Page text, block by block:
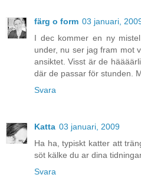
färg o form 03 januari,
I dec kommer en ny
under, nu ser jag fram mot
ansiktet. Visst är de
där de passar för stunden.
Svara
Katta 03 januari, 2009
Ha ha, typiskt katter att
söt kälke du ar dina
Svara